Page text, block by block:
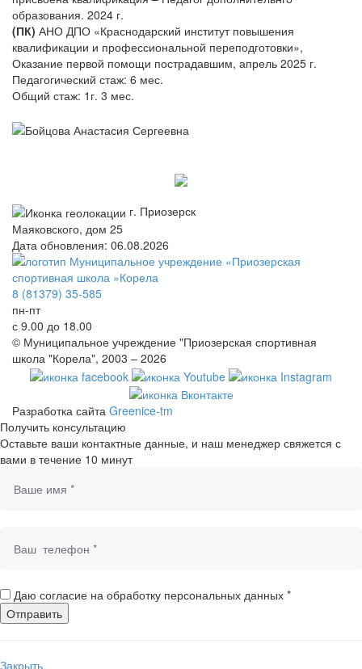
образования. 2024 г.
(ПК) АНО ДПО «Краснодарский институт повышения
квалификации и профессиональной переподготовки»,
Оказание первой помощи пострадавшим, апрель 2025 г.
Педагогический стаж: 6 мес.
Общий стаж: 1г. 3 мес.
г. Приозерск
Маяковского, дом 25
Дата обновления: 06.08.2026
8 (81379) 35-585
пн-пт
с 9.00 до 18.00
© Муниципальное учреждение "Приозерская спортивная
школа "Корела", 2003 – 2026
Разработка сайта Greenice-tm
Получить консультацию
Оставьте ваши контактные данные, и наш менеджер свяжется с
вами в течение 10 минут
Даю согласие на обработку персональных данных *
Закрыть